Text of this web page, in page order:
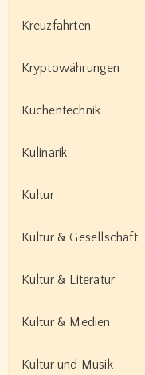
Kreuzfahrten
Kryptowährungen
Küchentechnik
Kulinarik
Kultur
Kultur & Gesellschaft
Kultur & Literatur
Kultur & Medien
Kultur und Musik